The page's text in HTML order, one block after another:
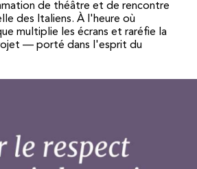
de théâtre et de rencontre
des Italiens. À l'heure où
multiplie les écrans et raréfie la
— porté dans l'esprit du